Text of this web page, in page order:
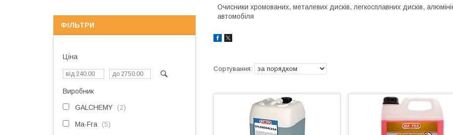
Очисники хромованих, металевих дисків, легкосплавних дисків,
автомобіля
ФІЛЬТРИ
Ціна
Виробник
GALCHEMY 2
Ma-Fra 5